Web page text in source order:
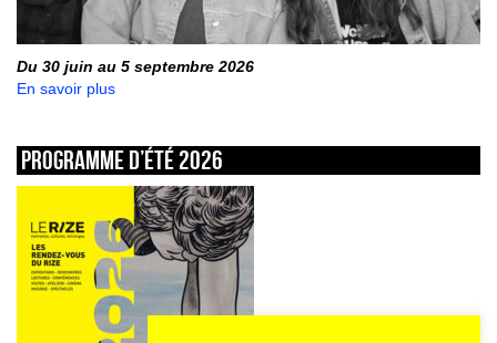
Du 30 juin au 5 septembre 2026
En savoir plus
Programme d’été 2026